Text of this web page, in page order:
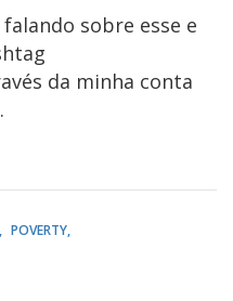
sobre esse e
da minha conta
.
POVERTY